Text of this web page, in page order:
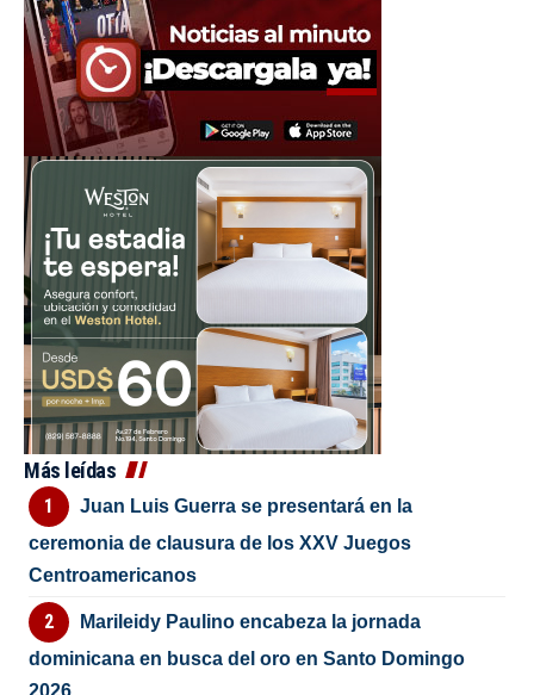
Más leídas
Juan Luis Guerra se presentará en la
ceremonia de clausura de los XXV Juegos
Centroamericanos
Marileidy Paulino encabeza la jornada
dominicana en busca del oro en Santo Domingo